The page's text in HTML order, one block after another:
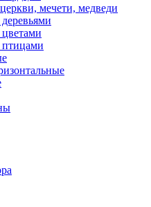
мечети, медведи